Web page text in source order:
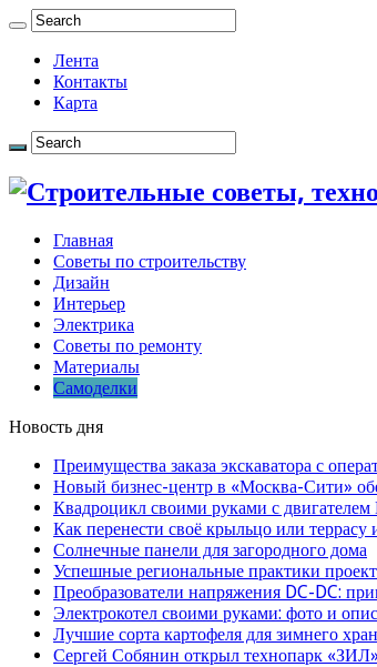
Лента
Контакты
Карта
Главная
Советы по строительству
Дизайн
Интерьер
Электрика
Советы по ремонту
Материалы
Самоделки
Новость дня
Преимущества заказа экскаватора с
Новый бизнес-центр в «Москва-Сити»
Квадроцикл своими руками с
Как перенести своё крыльцо или террасу
Солнечные панели для загородного дома
Успешные региональные практики
Преобразователи напряжения DC-DC:
Электрокотел своими руками: фото и
Лучшие сорта картофеля для зимнего
Сергей Собянин открыл технопарк